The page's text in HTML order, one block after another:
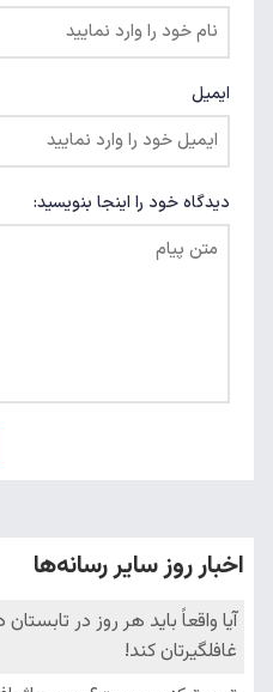
ایمیل
دیدگاه خود را اینجا بنویسید: